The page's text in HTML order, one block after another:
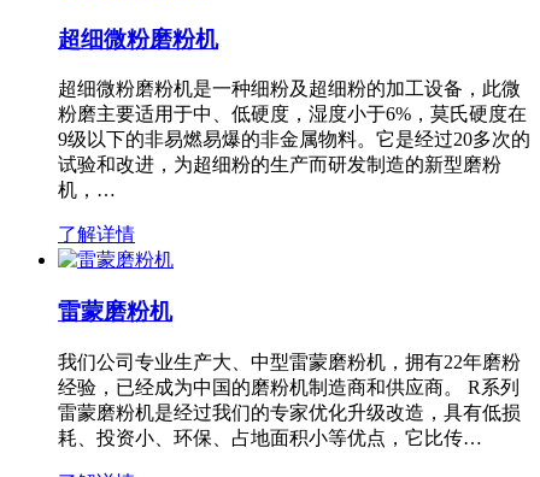
超细微粉磨粉机
超细微粉磨粉机是一种细粉及超细粉的加工设备，此微
粉磨主要适用于中、低硬度，湿度小于6%，莫氏硬度在
9级以下的非易燃易爆的非金属物料。它是经过20多次的
试验和改进，为超细粉的生产而研发制造的新型磨粉
机，…
了解详情
雷蒙磨粉机
我们公司专业生产大、中型雷蒙磨粉机，拥有22年磨粉
经验，已经成为中国的磨粉机制造商和供应商。 R系列
雷蒙磨粉机是经过我们的专家优化升级改造，具有低损
耗、投资小、环保、占地面积小等优点，它比传…